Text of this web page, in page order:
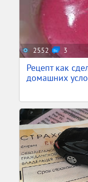
2552 3
Рецепт как
домашних